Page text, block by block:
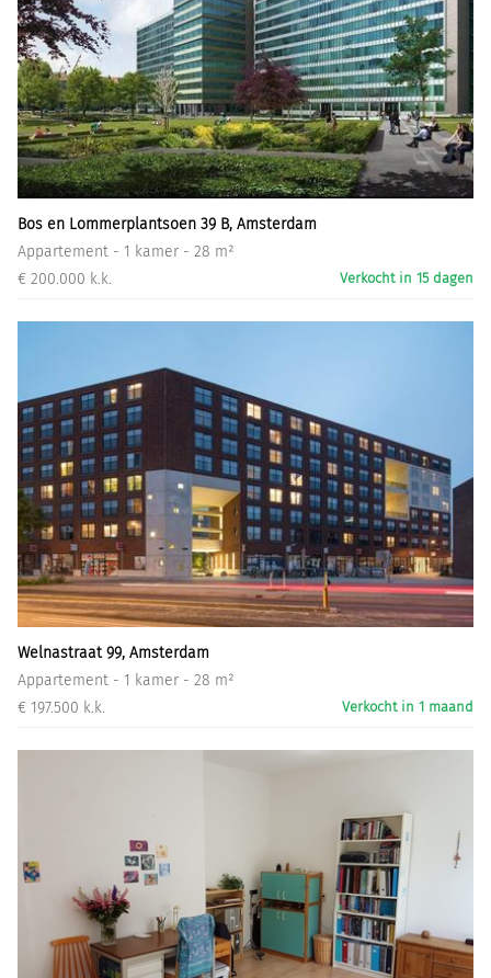
Bos en Lommerplantsoen 39 B, Amsterdam
Appartement - 1 kamer - 28 m²
€ 200.000 k.k.
Verkocht in 15 dagen
Welnastraat 99, Amsterdam
Appartement - 1 kamer - 28 m²
€ 197.500 k.k.
Verkocht in 1 maand